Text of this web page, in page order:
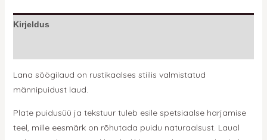
Kirjeldus
Lana söögilaud on rustikaalses stiilis valmistatud
männipuidust laud.
Plate puidusüü ja tekstuur tuleb esile spetsiaalse harjamise
teel, mille eesmärk on rõhutada puidu naturaalsust. Laual